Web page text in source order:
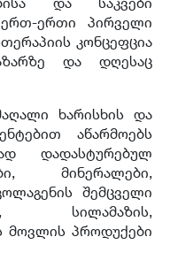
ერთი პირველი
კონცეფცია
და დღესაც
ხარისხის და
აწარმოებს
დადასტურებულ
მინერალები,
შემცველი
სილამაზის,
მოვლის პროდუქები